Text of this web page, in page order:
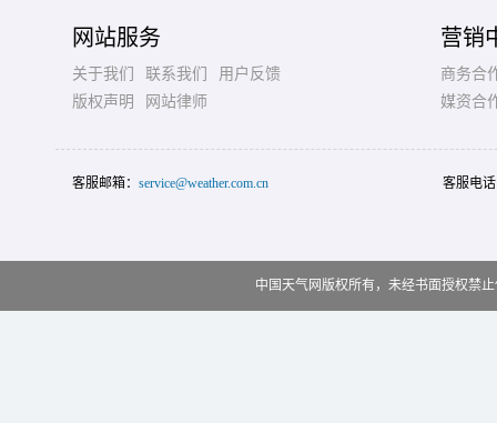
网站服务
关于我们 联系我们
用户反馈
版权声明
网站律师
营销
商务合
媒资合
客服邮箱： service@weather.com.cn 客服电
中国天气网版权所有，未经书面授权